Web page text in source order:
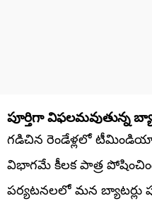
పూర్తిగా విఫలమవుతున్న
గడిచిన రెండేళ్లలో
విభాగమే కీలక పాత్ర
పర్యటనలలో మన బ్యాటర్లు